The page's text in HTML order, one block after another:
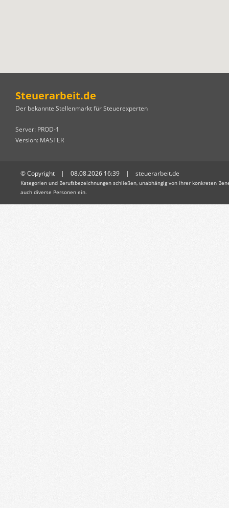
Steuerarbeit.de
Der bekannte Stellenmarkt für Steuerexperten
Server: PROD-1
Version: MASTER
© Copyright | 08.08.2026 16:39 | steuerarbeit.de
Kategorien und Berufsbezeichnungen schließen, unabhängig von ihrer konkreten
auch diverse Personen ein.